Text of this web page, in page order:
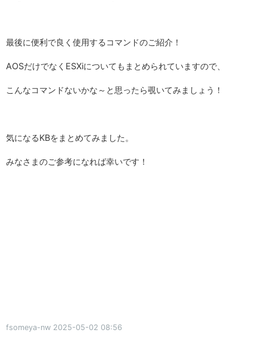
最後に便利で良く使用するコマンドのご紹介！
AOSだけでなくESXiについてもまとめられていますので、
こんなコマンドないかな～と思ったら覗いてみましょう！
気になるKBをまとめてみました。
みなさまのご参考になれば幸いです！
fsomeya-nw 2025-05-02 08:56